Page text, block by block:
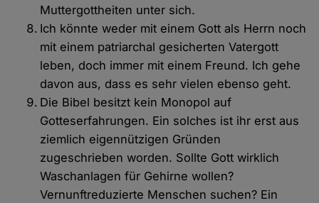
Muttergottheiten unter sich.
Ich könnte weder mit einem Gott als Herrn noch
mit einem patriarchal gesicherten Vatergott
leben, doch immer mit einem Freund. Ich gehe
davon aus, dass es sehr vielen ebenso geht.
Die Bibel besitzt kein Monopol auf
Gotteserfahrungen. Ein solches ist ihr erst aus
ziemlich eigennützigen Gründen
zugeschrieben worden. Sollte Gott wirklich
Waschanlagen für Gehirne wollen?
Vernunftreduzierte Menschen suchen? Ein